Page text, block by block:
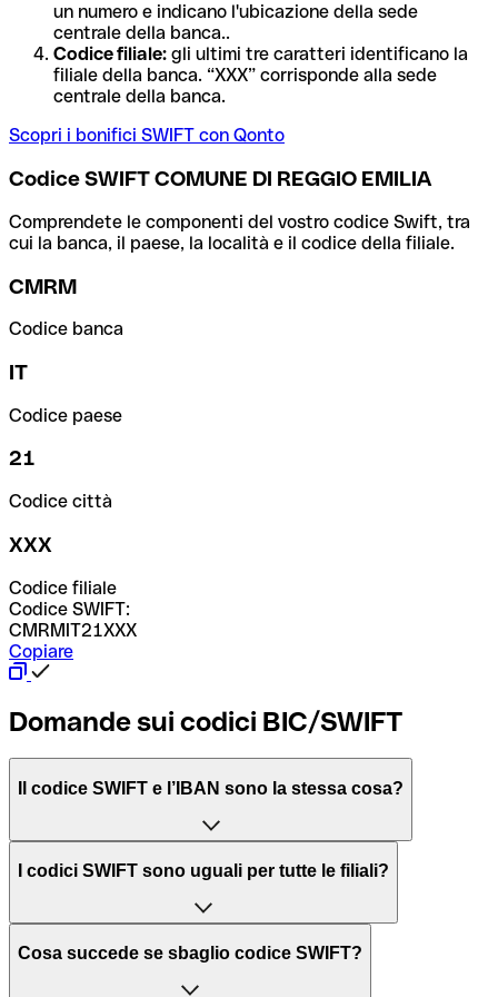
un numero e indicano l'ubicazione della sede
centrale della banca..
Codice filiale: gli ultimi tre caratteri identificano la
filiale della banca. “XXX” corrisponde alla sede
centrale della banca.
Scopri i bonifici SWIFT con Qonto
Codice SWIFT COMUNE DI REGGIO EMILIA
Comprendete le componenti del vostro codice Swift, tra
cui la banca, il paese, la località e il codice della filiale.
CMRM
Codice banca
IT
Codice paese
21
Codice città
XXX
Codice filiale
Codice SWIFT:
CMRMIT21XXX
Copiare
Domande sui codici BIC/SWIFT
Il codice SWIFT e l’IBAN sono la stessa cosa?
L'acronimo SWIFT sta per “Society for Worldwide
per l’elaborazione dei pagamenti tra diversi Paesi.
Il BIC, invece, sta per “Bank Identifier Code” ed è una
I codici SWIFT sono uguali per tutte le filiali?
Dipende dalle banche. In alcuni casi le banche utilizzano
Cosa succede se sbaglio codice SWIFT?